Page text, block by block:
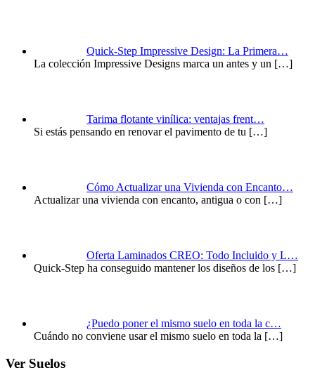
Quick-Step Impressive Design: La Primera…
La colección Impressive Designs marca un antes y un […]
Tarima flotante vinílica: ventajas frent…
Si estás pensando en renovar el pavimento de tu […]
Cómo Actualizar una Vivienda con Encanto…
Actualizar una vivienda con encanto, antigua o con […]
Oferta Laminados CREO: Todo Incluido y L…
Quick-Step ha conseguido mantener los diseños de los […]
¿Puedo poner el mismo suelo en toda la c…
Cuándo no conviene usar el mismo suelo en toda la […]
Ver Suelos